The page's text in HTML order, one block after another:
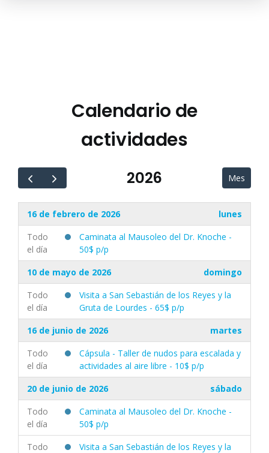
Calendario de
actividades
2026 Mes
16 de febrero de 2026
lunes
Todo
el día
Caminata al Mausoleo del Dr. Knoche -
50$ p/p
10 de mayo de 2026
domingo
Todo
el día
Visita a San Sebastián de los Reyes y la
Gruta de Lourdes - 65$ p/p
16 de junio de 2026
martes
Todo
el día
Cápsula - Taller de nudos para escalada y
actividades al aire libre - 10$ p/p
20 de junio de 2026
sábado
Todo
el día
Caminata al Mausoleo del Dr. Knoche -
50$ p/p
Todo
Visita a San Sebastián de los Reyes y la